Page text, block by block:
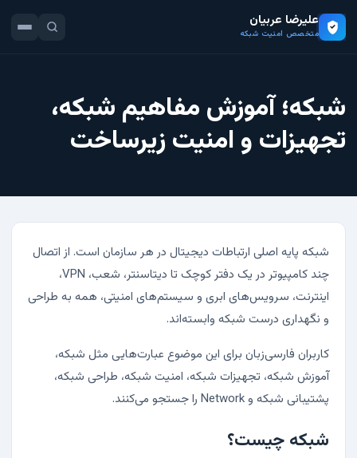
علیرضا عربیان
متخصص امنیت شبکه
شبکه؛ آموزش مفاهیم شبکه،
تجهیزات و امنیت زیرساخت
شبکه پایه اصلی ارتباطات دیجیتال در هر سازمان است. از اتصال
چند کامپیوتر در یک دفتر کوچک تا دیتاسنتر، شعب، VPN،
اینترنت، سرویس‌های ابری و سیستم‌های امنیتی، همه به طراحی
و نگهداری درست شبکه وابسته‌اند.
کاربران فارسی‌زبان برای این موضوع عبارت‌هایی مثل شبکه،
آموزش شبکه، تجهیزات شبکه، امنیت شبکه، طراحی شبکه،
پشتیبانی شبکه و Network را جستجو می‌کنند.
شبکه چیست؟